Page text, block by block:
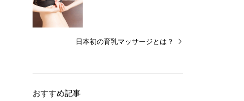
日本初の育乳マッサージとは？
おすすめ記事